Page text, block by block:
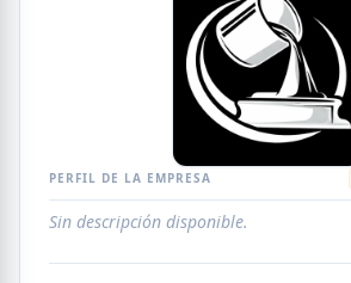
PERFIL DE LA EMPRESA
Sin descripción disponible.